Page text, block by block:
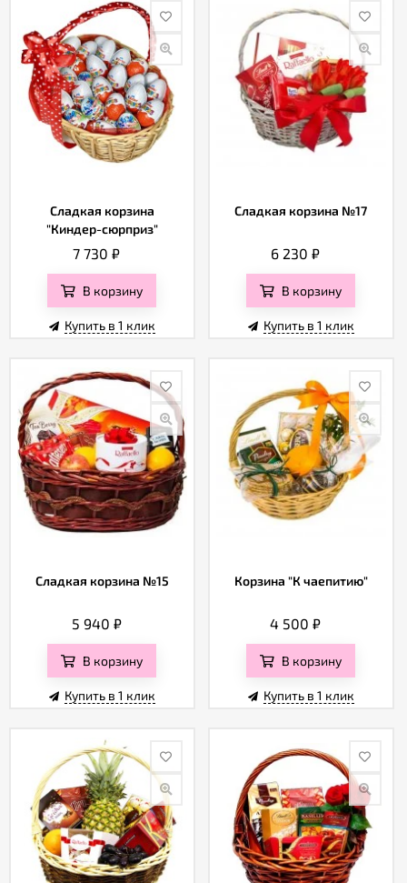
Сладкая корзина
"Киндер-сюрприз"
7 730₽
В корзину
Купить в 1 клик
Сладкая корзина №17
6 230₽
В корзину
Купить в 1 клик
Сладкая корзина №15
5 940 ₽
В корзину
Купить в 1 клик
Корзина "К чаепитию"
4 500₽
В корзину
Купить в 1 клик